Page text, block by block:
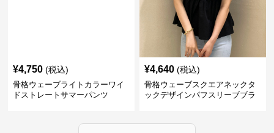
¥4,750 (税込)
骨格ウェーブライトカラーワイ
ドストレートサマーパンツ
¥4,640 (税込)
骨格ウェーブスクエアネックタ
ックデザインパフスリーブブラ